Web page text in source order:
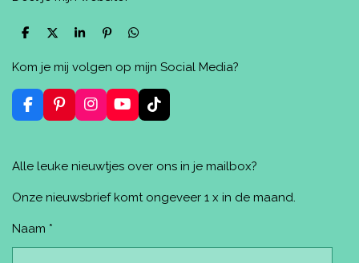
D
e
D
l
S
r
P
n
n
D
e
Kom je mij volgen op mijn Social Media?
F
a
b
o
P
i
e
e
I
n
a
r
Y
o
u
e
T
i
o
Alle leuke nieuwtjes over ons in je mailbox?
Onze nieuwsbrief komt ongeveer 1 x in de maand.
Naam *